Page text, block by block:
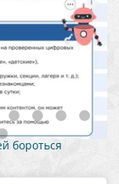
бороться